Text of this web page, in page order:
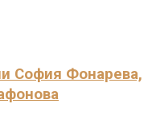
София Фонарева,